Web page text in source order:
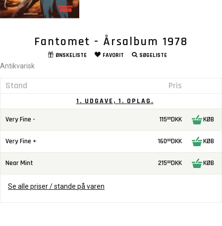
Fantomet - Årsalbum 1978
ØNSKELISTE FAVORIT SØGELISTE
Antikvarisk
Stand Pris
1. UDGAVE, 1. OPLAG.
Very Fine - 11500DKK KØB
Very Fine + 16000DKK KØB
Near Mint 21500DKK KØB
Se alle priser / stande på varen